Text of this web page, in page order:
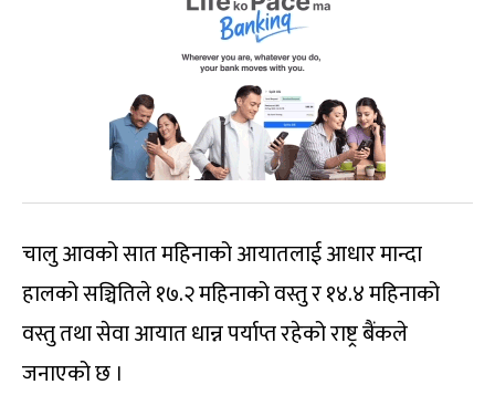
चालु आवको सात महिनाको आयातलाई आधार मान्दा
हालको सञ्चितिले १७.२ महिनाको वस्तु र १४.४ महिनाको
वस्तु तथा सेवा आयात धान्न पर्याप्त रहेको राष्ट्र बैंकले
जनाएको छ ।